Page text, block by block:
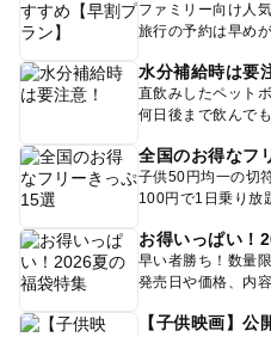
ファミリー向け人
旅行の予約は早め
水分補給時は要
直飲みしたペットボ
何日後まで飲んで
全国のお得なフ
子供50円均一の切
100円で1日乗り放
お得いっぱい！
早い者勝ち！数量
発売日や価格、内
【子供映画】公